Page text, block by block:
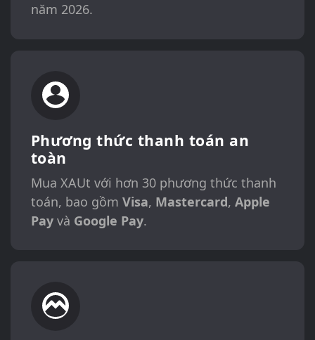
năm 2026.
Phương thức thanh toán an
toàn
Mua XAUt với hơn 30 phương thức thanh
toán, bao gồm Visa, Mastercard, Apple
Payvà Google Pay.